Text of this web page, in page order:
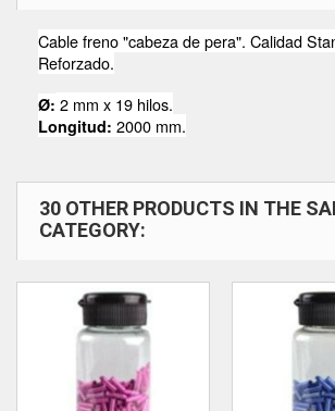
Cable freno "cabeza de pera". Calidad
Reforzado.
Ø: 2 mm x 19 hilos.
Longitud: 2000 mm.
30 OTHER PRODUCTS IN THE
CATEGORY: